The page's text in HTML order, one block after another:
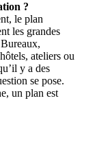
?
le plan
les grandes
ateliers ou
y a des
se pose.
un plan est